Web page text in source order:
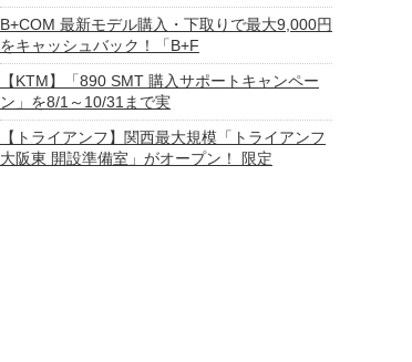
B+COM 最新モデル購入・下取りで最大9,000円
をキャッシュバック！「B+F
【KTM】「890 SMT 購入サポートキャンペー
ン」を8/1～10/31まで実
【トライアンフ】関西最大規模「トライアンフ
大阪東 開設準備室」がオープン！ 限定